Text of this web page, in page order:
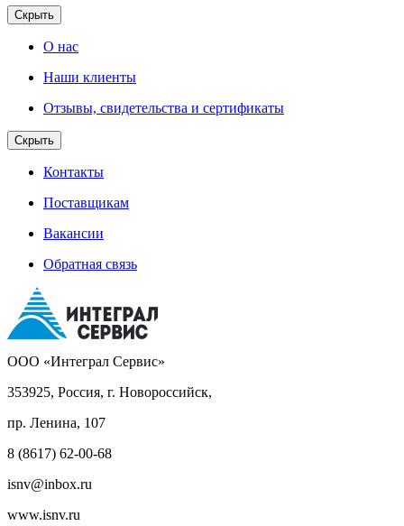
Скрыть
О нас
Наши клиенты
Отзывы, свидетельства и сертификаты
Скрыть
Контакты
Поставщикам
Вакансии
Обратная связь
ООО «Интеграл Сервис»
353925, Россия, г. Новороссийск,
пр. Ленина, 107
8 (8617) 62-00-68
isnv@inbox.ru
www.isnv.ru